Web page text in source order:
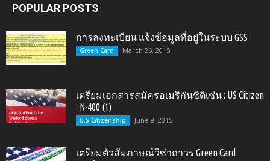
POPULAR POSTS
การลงทะเบียน แจ้งข้อมูลที่อยู่ในระบบ GSS
Green Card March 26, 2015
เตรียมเอกสารสมัครอเมริกันซิติเซ่น : US Citizen
: N-400 (1)
U.S.Citizenship June 8, 2015
เตรียมตัวสัมภาษณ์วีซ่าถาวร Green Card